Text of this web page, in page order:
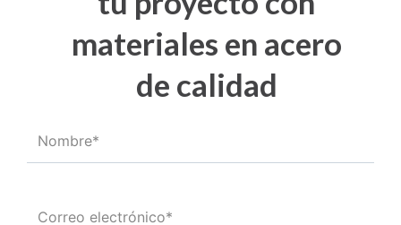
materiales en acero
de calidad